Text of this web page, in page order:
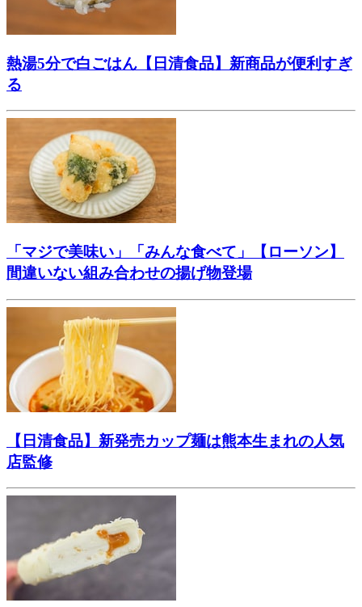
熱湯5分で白ごはん【日清食品】新商品が便利すぎ
る
「マジで美味い」「みんな食べて」【ローソン】
間違いない組み合わせの揚げ物登場
【日清食品】新発売カップ麺は熊本生まれの人気
店監修